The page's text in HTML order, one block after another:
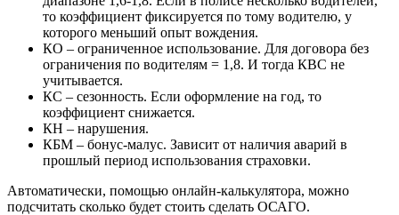
то коэффициент фиксируется по тому водителю, у
которого меньший опыт вождения.
КО – ограниченное использование. Для договора без
ограничения по водителям = 1,8. И тогда КВС не
учитывается.
КС – сезонность. Если оформление на год, то
коэффициент снижается.
КН – нарушения.
КБМ – бонус-малус. Зависит от наличия аварий в
прошлый период использования страховки.
Автоматически, помощью онлайн-калькулятора, можно
подсчитать сколько будет стоить сделать ОСАГО.